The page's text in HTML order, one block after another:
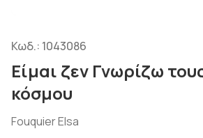
Κωδ.: 1043086
Είμαι ζεν Γνωρίζω
κόσμου
Fouquier Elsa